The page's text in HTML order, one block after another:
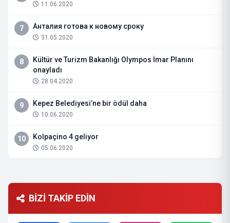
11.06.2020
7 Анталия готова к новому сроку
31.05.2020
8
Kültür ve Turizm Bakanlığı Olympos İmar Planını
onayladı
28.04.2020
9 Kepez Belediyesi’ne bir ödül daha
10.06.2020
10 Kolpaçino 4 geliyor
05.06.2020
BİZİ TAKİP EDİN